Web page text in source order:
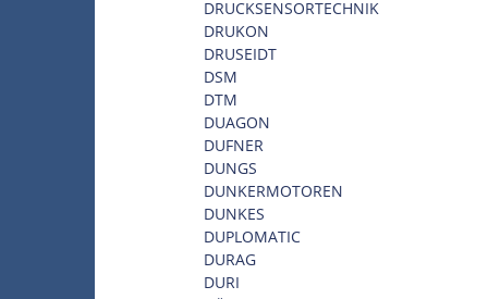
DRUCKSENSORTECHNIK
DRUKON
DRUSEIDT
DSM
DTM
DUAGON
DUFNER
DUNGS
DUNKERMOTOREN
DUNKES
DUPLOMATIC
DURAG
DURI